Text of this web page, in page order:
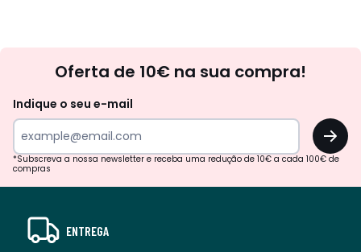
Oferta de 10€ na sua compra!
Indique o seu e-mail
OK
*Subscreva a nossa newsletter e receba uma redução de 10€ a cada 100€ de
compras
ENTREGA